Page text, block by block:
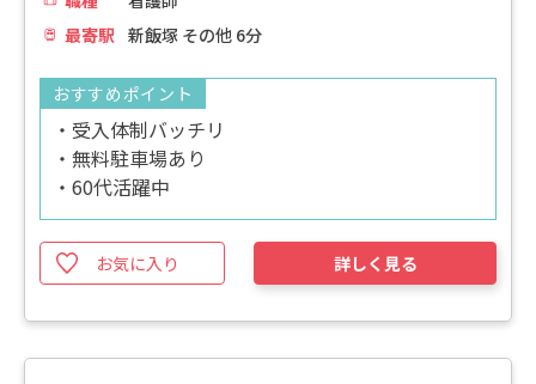
最寄駅 新飯塚 その他 6分
おすすめポイント
・受入体制バッチリ
・無料駐車場あり
・60代活躍中
お気に入り 詳しく見る